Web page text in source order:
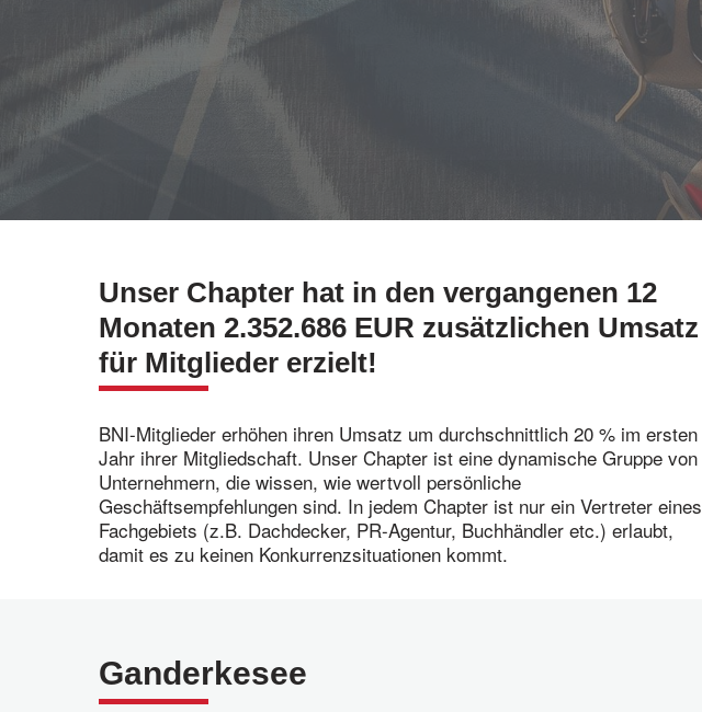
Unser Chapter hat in den vergangenen 12
Monaten 2.352.686 EUR zusätzlichen Umsatz
für Mitglieder erzielt!
BNI-Mitglieder erhöhen ihren Umsatz um durchschnittlich 20 % im ersten
Jahr ihrer Mitgliedschaft. Unser Chapter ist eine dynamische Gruppe von
Unternehmern, die wissen, wie wertvoll persönliche
Geschäftsempfehlungen sind. In jedem Chapter ist nur ein Vertreter eines
Fachgebiets (z.B. Dachdecker, PR-Agentur, Buchhändler etc.) erlaubt,
damit es zu keinen Konkurrenzsituationen kommt.
Ganderkesee